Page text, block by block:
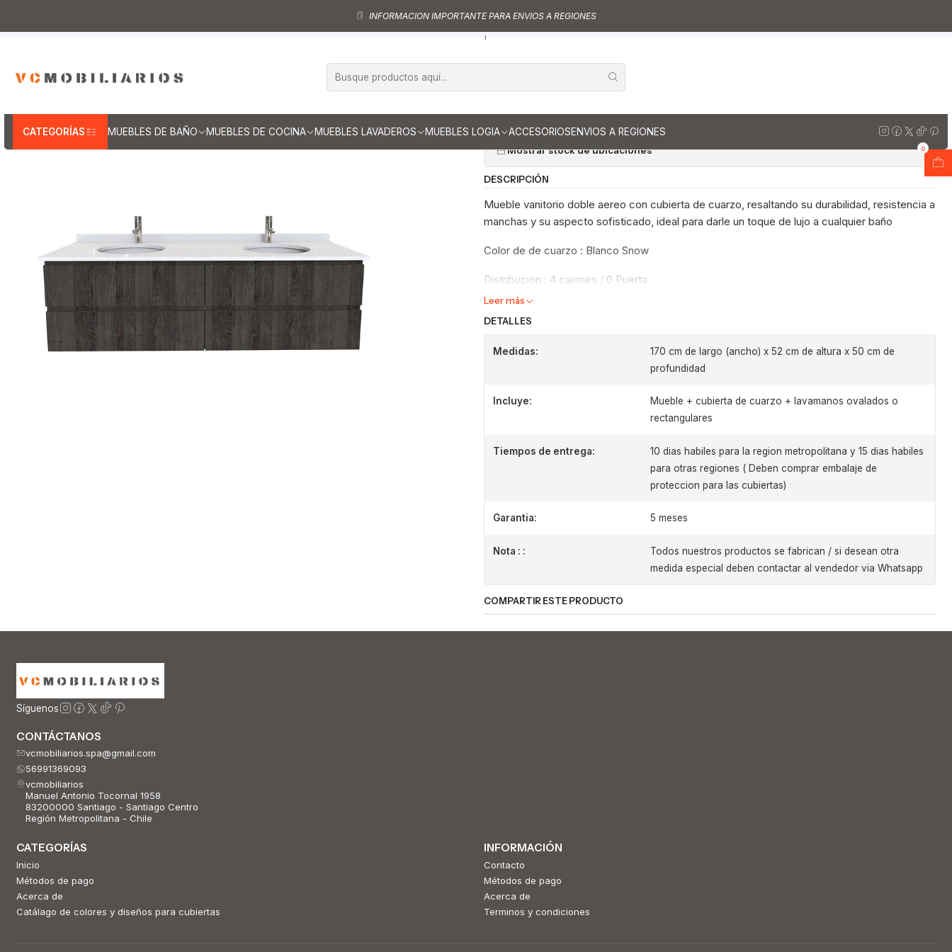
CATEGORÍAS MUEBLES DE BAÑO MUEBLES DE COCINA MUEBLES LAVADEROS MUEBLES LOGIA ACCESORIOSENVIOS A REGIONES
0
INFORMACION IMPORTANTE PARA ENVIOS A REGIONES
Muebles vanitorios aereo doble Mueble vanitorios aereo - Doble de cuarzo
Mueble vanitorio Doble Aéreo de 170 cm / M4-1723 -DA / Espresso
|
M4-1723 -DA / Espresso
Cantidad
Mostrar stock de ubicaciones
DESCRIPCIÓN
Mueble vanitorio doble aereo con cubierta de cuarzo, resaltando su durabilidad, resistencia a
manchas y su aspecto sofisticado, ideal para darle un toque de lujo a cualquier baño
Color de de cuarzo : Blanco Snow
Distribucion : 4 cajones / 0 Puerta
Leer más
DETALLES
Medidas:
170 cm de largo (ancho) x 52 cm de altura x 50 cm de
profundidad
Incluye:
Mueble + cubierta de cuarzo + lavamanos ovalados o
rectangulares
Tiempos de entrega:
10 dias habiles para la region metropolitana y 15 dias habiles
para otras regiones ( Deben comprar embalaje de
proteccion para las cubiertas)
Garantia: 5 meses
Nota : :
Todos nuestros productos se fabrican / si desean otra
medida especial deben contactar al vendedor via Whatsapp
COMPARTIR ESTE PRODUCTO
Síguenos
CONTÁCTANOS
vcmobiliarios.spa@gmail.com
56991369093
vcmobiliarios
Manuel Antonio Tocornal 1958
83200000 Santiago - Santiago Centro
Región Metropolitana - Chile
CATEGORÍAS
Inicio
Métodos de pago
Acerca de
Catálago de colores y diseños para cubiertas
INFORMACIÓN
Contacto
Métodos de pago
Acerca de
Terminos y condiciones